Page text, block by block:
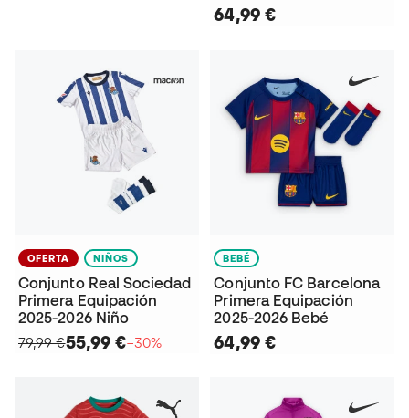
64,99 €
OFERTA NIÑOS
Conjunto Real Sociedad
Primera Equipación
2025-2026 Niño
79,99 €55,99 €−30%
BEBÉ
Conjunto FC Barcelona
Primera Equipación
2025-2026 Bebé
64,99 €